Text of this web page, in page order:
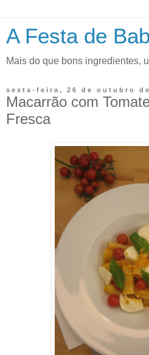
A Festa de
Mais do que bons ingredientes,
sexta-feira, 26 de outubro de
Macarrão com
Fresca